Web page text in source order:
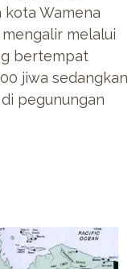
kota Wamena
melalui
bertempat
jiwa sedangkan
pegunungan